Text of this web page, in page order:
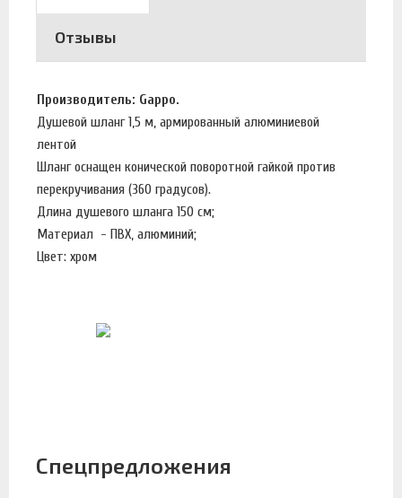
Отзывы
Производитель: Gappo.
Душевой шланг 1,5 м, армированный алюминиевой
лентой
Шланг оснащен конической поворотной гайкой против
перекручивания (360 градусов).
Длина душевого шланга 150 см;
Материал - ПВХ, алюминий;
Цвет: хром
Спецпредложения